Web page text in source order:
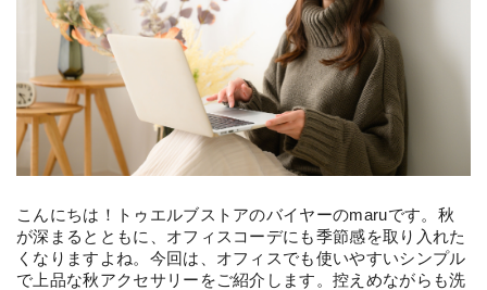
こんにちは！トゥエルブストアのバイヤーのmaruです。秋
が深まるとともに、オフィスコーデにも季節感を取り入れた
くなりますよね。今回は、オフィスでも使いやすいシンプル
で上品な秋アクセサリーをご紹介します。控えめながらも洗